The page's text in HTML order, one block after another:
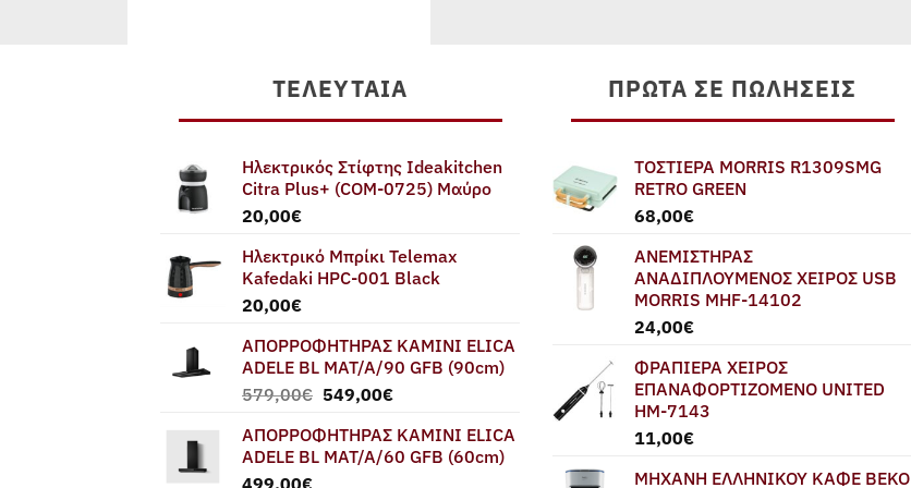
ΤΕΛΕΥΤΑΊΑ
Ηλεκτρικός Στίφτης Ideakitchen
Citra Plus+ (COM-0725) Μαύρο
20,00€
Ηλεκτρικό Μπρίκι Telemax
Kafedaki HPC-001 Black
20,00€
ΑΠΟΡΡΟΦΗΤΗΡΑΣ ΚΑΜΙΝΙ ELICA
ADELE BL MAT/A/90 GFB (90cm)
579,00€ Original
was:
579,00€.
549,00€Η
τιμή
είναι:
ΑΠΟΡΡΟΦΗΤΗΡΑΣ ΚΑΜΙΝΙ ELICA
ADELE BL MAT/A/60 GFB (60cm)
499,00€
ΠΡΏΤΑ ΣΕ ΠΩΛΉΣΕΙΣ
ΤΟΣΤΙΕΡΑ MORRIS R1309SMG
RETRO GREEN
68,00€
ΑΝΕΜΙΣΤΗΡΑΣ
ΑΝΑΔΙΠΛΟΥΜΕΝΟΣ ΧΕΙΡΟΣ USB
MORRIS MHF-14102
24,00€
ΦΡΑΠΙΕΡΑ ΧΕΙΡΟΣ
ΕΠΑΝΑΦΟΡΤΙΖΟΜΕΝΟ UNITED
HM-7143
11,00€
ΜΗΧΑΝΗ ΕΛΛΗΝΙΚΟΥ ΚΑΦΕ BEKO